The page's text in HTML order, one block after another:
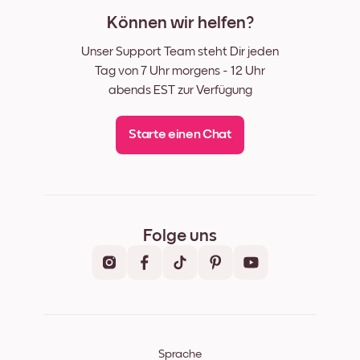
Können wir helfen?
Unser Support Team steht Dir jeden
Tag von 7 Uhr morgens - 12 Uhr
abends EST zur Verfügung
Starte einen Chat
Folge uns
Sprache